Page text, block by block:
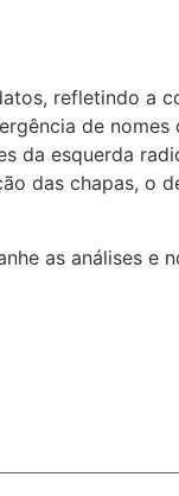
refletindo a
de
da esquerda
das chapas, o
as análises e